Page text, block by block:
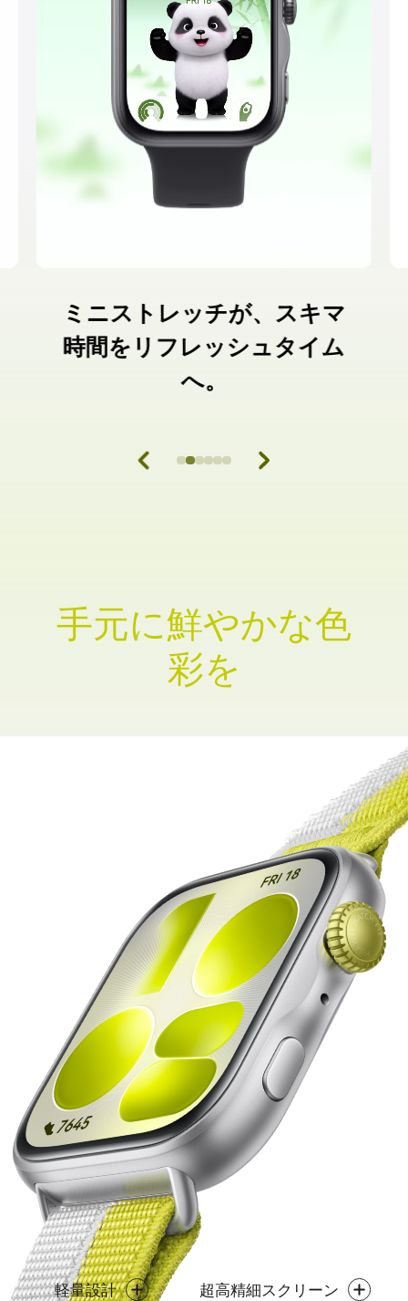
ミニストレッチが、スキマ
時間をリフレッシュタイム
へ。
手元に鮮やかな色
彩を
軽量設計 超高精細スクリーン